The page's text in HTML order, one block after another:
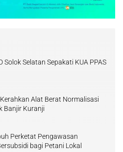
Solok Selatan Sepakati KUA PPAS
Alat Berat Normalisasi
Banjir Kuranji
Perketat Pengawasan
bagi Petani Lokal